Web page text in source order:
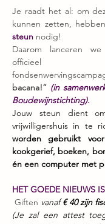
Je raadt het al: om
kunnen zetten,
steun nodig!
Daarom lanceren
bacana!” (in
Boudewijnstichting).
Jouw steun dient
vrijwilligershuis in te
worden gebruikt
kookgerief, boeken,
én een computer met
HET GOEDE NIEUWS
Giften vanaf € 40 zijn
(Je zal een attest